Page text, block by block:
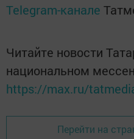
Telegram-канале
Читайте новости
национальном
https://max.ru/
Перейти на